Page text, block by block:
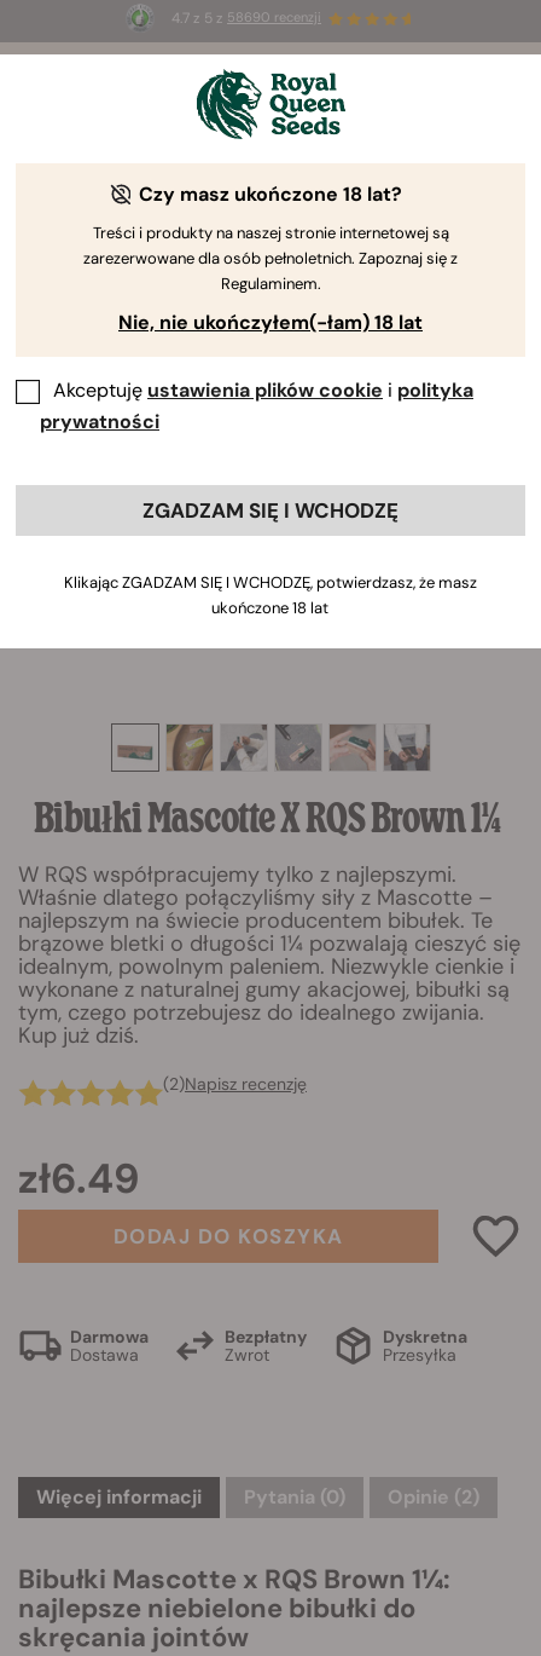
4.7 z 5 z 58690 recenzji
3 nasiona White Widow Auto
Bibułki Mascotte X RQS Brown 1¼
W RQS współpracujemy tylko z najlepszymi.
Właśnie dlatego połączyliśmy siły z Mascotte –
najlepszym na świecie producentem bibułek. Te
brązowe bletki o długości 1¼ pozwalają cieszyć się
idealnym, powolnym paleniem. Niezwykle cienkie i
wykonane z naturalnej gumy akacjowej, bibułki są
tym, czego potrzebujesz do idealnego zwijania.
Kup już dziś.
(2)Napisz recenzję
zł6.49
DODAJ DO KOSZYKA
Darmowa
Dostawa
Bezpłatny
Zwrot
Dyskretna
Przesyłka
Więcej informacji Pytania (0) Opinie (2)
Bibułki Mascotte x RQS Brown 1¼:
najlepsze niebielone bibułki do
skręcania jointów
Czy masz ukończone 18 lat?
Treści i produkty na naszej stronie internetowej są
zarezerwowane dla osób pełnoletnich. Zapoznaj się z
Regulaminem.
Nie, nie ukończyłem(-łam) 18 lat
Akceptuję ustawienia plików cookie i polityka
prywatności
ZGADZAM SIĘ I WCHODZĘ
Klikając ZGADZAM SIĘ I WCHODZĘ, potwierdzasz, że masz
ukończone 18 lat